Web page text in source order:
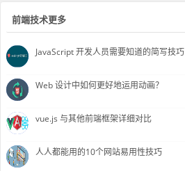
前端技术更多
JavaScript 开发人员需要知道的简写技巧
Web 设计中如何更好地运用动画？
vue.js 与其他前端框架详细对比
人人都能用的10个网站易用性技巧